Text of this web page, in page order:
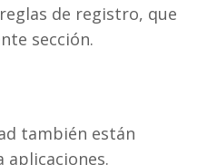
de registro, que
sección.
también están
aplicaciones.